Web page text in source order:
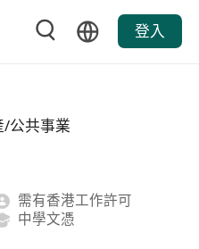
登入
/公共事業
需有香港工作許可
中學文憑